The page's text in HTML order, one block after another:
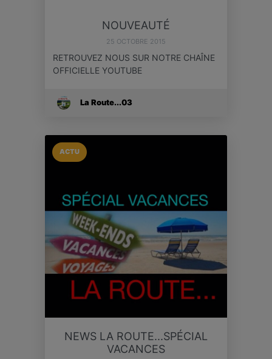
NOUVEAUTÉ
25 OCTOBRE 2015
RETROUVEZ NOUS SUR NOTRE CHAÎNE
OFFICIELLE YOUTUBE
La Route...03
ACTU
NEWS LA ROUTE...SPÉCIAL
VACANCES